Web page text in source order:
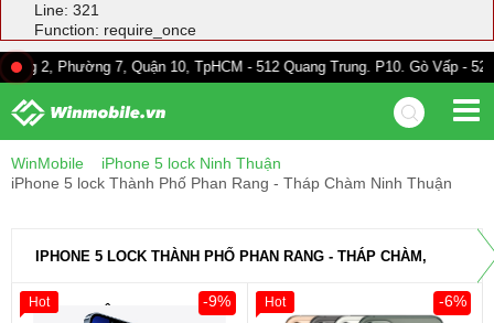
Line: 321
Function: require_once
7, Quận 10, TpHCM - 512 Quang Trung. P10. Gò Vấp - 528A Trường
WinMobile
iPhone 5 lock Ninh Thuận
iPhone 5 lock Thành Phố Phan Rang - Tháp Chàm Ninh Thuận
IPHONE 5 LOCK THÀNH PHỐ PHAN RANG - THÁP CHÀM,
NINH THUẬN
-9%
Hot -6%
Hot